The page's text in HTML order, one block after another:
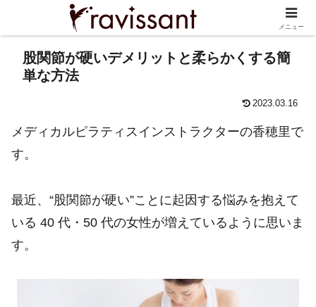
股関節が硬いデメリットと柔らかくする簡
単な方法
2023.03.16
メディカルピラティスインストラクターの香穂里で
す。
最近、“股関節が硬い”ことに起因する悩みを抱えて
いる 40 代・50 代の女性が増えているように思いま
す。
メニュー